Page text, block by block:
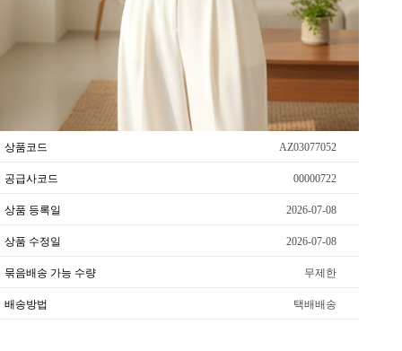
상품코드 AZ03077052
공급사코드 00000722
상품 등록일 2026-07-08
상품 수정일 2026-07-08
묶음배송 가능 수량 무제한
배송방법 택배배송